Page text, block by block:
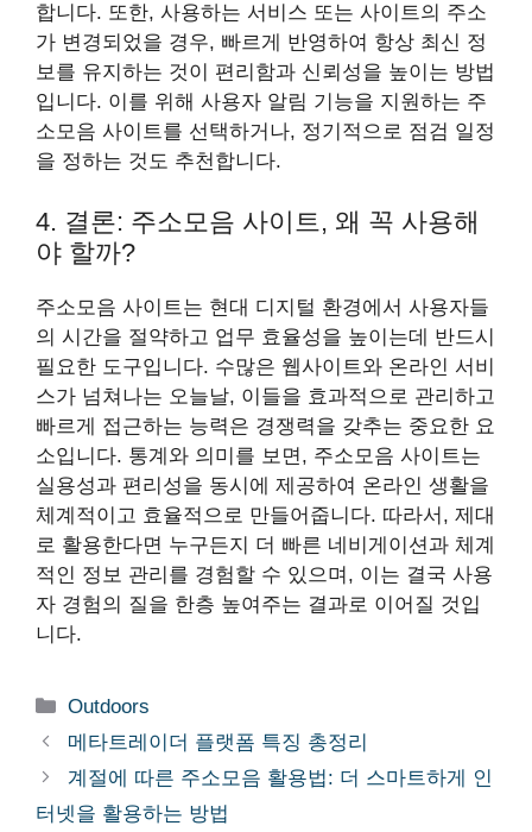
합니다. 또한, 사용하는 서비스 또는 사이트의 주소
가 변경되었을 경우, 빠르게 반영하여 항상 최신 정
보를 유지하는 것이 편리함과 신뢰성을 높이는 방법
입니다. 이를 위해 사용자 알림 기능을 지원하는 주
소모음 사이트를 선택하거나, 정기적으로 점검 일정
을 정하는 것도 추천합니다.
4. 결론: 주소모음 사이트, 왜 꼭 사용해
야 할까?
주소모음 사이트는 현대 디지털 환경에서 사용자들
의 시간을 절약하고 업무 효율성을 높이는데 반드시
필요한 도구입니다. 수많은 웹사이트와 온라인 서비
스가 넘쳐나는 오늘날, 이들을 효과적으로 관리하고
빠르게 접근하는 능력은 경쟁력을 갖추는 중요한 요
소입니다. 통계와 의미를 보면, 주소모음 사이트는
실용성과 편리성을 동시에 제공하여 온라인 생활을
체계적이고 효율적으로 만들어줍니다. 따라서, 제대
로 활용한다면 누구든지 더 빠른 네비게이션과 체계
적인 정보 관리를 경험할 수 있으며, 이는 결국 사용
자 경험의 질을 한층 높여주는 결과로 이어질 것입
니다.
Categories
Outdoors
메타트레이더 플랫폼 특징 총정리
계절에 따른 주소모음 활용법: 더 스마트하게 인
터넷을 활용하는 방법